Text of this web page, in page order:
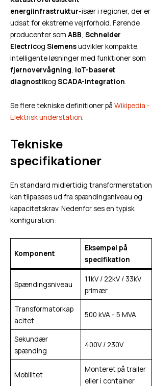
energiinfrastruktur-især i regioner, der er
udsat for ekstreme vejrforhold. Førende
producenter som ABB, Schneider
Electricog Siemensudvikler kompakte,
intelligente løsninger med funktioner som
fjernovervågning, IoT-baseret
diagnostikog SCADA-integration.
Se flere tekniske definitioner på Wikipedia -
Elektrisk understation.
Tekniske
specifikationer
En standard midlertidig transformerstation
kan tilpasses ud fra spændingsniveau og
kapacitetskrav. Nedenfor ses en typisk
konfiguration:
Komponent
Eksempel på
specifikation
Spændingsniveau
11kV / 22kV / 33kV
primær
Transformatorkap
acitet
500 kVA - 5 MVA
Sekundær
spænding
400V / 230V
Mobilitet
Monteret på trailer
eller i container